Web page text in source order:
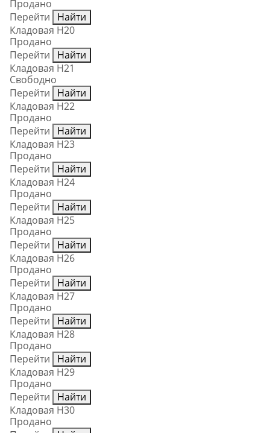
Продано
Перейти
Найти
Кладовая Н20
Продано
Перейти
Найти
Кладовая Н21
Свободно
Перейти
Найти
Кладовая Н22
Продано
Перейти
Найти
Кладовая Н23
Продано
Перейти
Найти
Кладовая Н24
Продано
Перейти
Найти
Кладовая Н25
Продано
Перейти
Найти
Кладовая Н26
Продано
Перейти
Найти
Кладовая Н27
Продано
Перейти
Найти
Кладовая Н28
Продано
Перейти
Найти
Кладовая Н29
Продано
Перейти
Найти
Кладовая Н30
Продано